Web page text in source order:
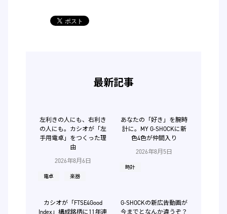
最新記事
2026年8月6日
電卓 楽器
左利きの人にも、右利き
の人にも。カシオが「左
手用電卓」をつくった理
由
2026年8月5日
時計
あなたの「好き」を腕時
計に。MY G-SHOCKに新
色4色が仲間入り
カシオが「FTSE4Good
Index」構成銘柄に11年連
G-SHOCKの新広告動画が
今までとなんか違うぞ？